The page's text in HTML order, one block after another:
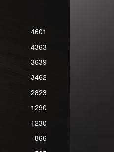
4601
4363
3639
3462
2823
1290
1230
866